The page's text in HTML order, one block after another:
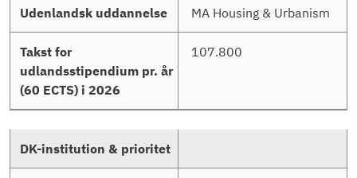
MA Housing & Urbanism
107.800